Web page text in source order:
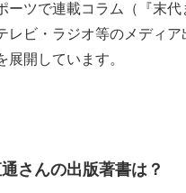
ーツで連載コラム（『末代
レビ・ラジオ等のメディア
展開しています。
さんの出版著書は？